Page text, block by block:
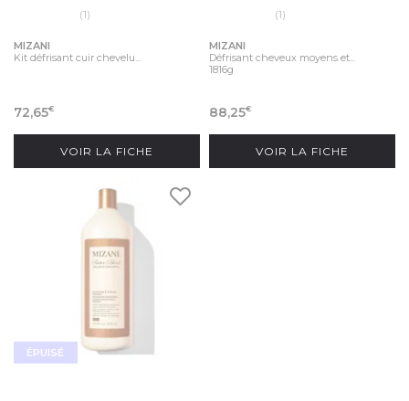
(1)
MIZANI
Kit défrisant cuir chevelu...
72,65€
VOIR LA FICHE
(1)
MIZANI
Défrisant cheveux moyens et...
1816g
88,25€
VOIR LA FICHE
ÉPUISÉ